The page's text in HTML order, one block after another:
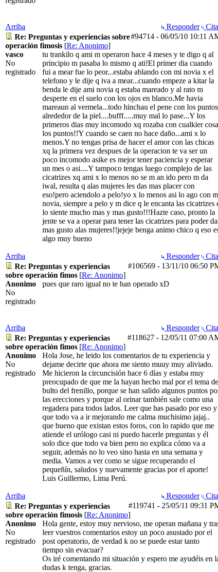
Arriba Responder
#94714 - 06/05/10 10:11
Re: Preguntas y experiencias sobre
operación fimosis [Re: Anonimo]
vasco
No
registrado
tu trankilo q ami m operaron hace 4 meses y te digo q al
principio m pasaba lo mismo q ati!El primer dia cuando
fui a mear fue lo peor...estaba ablando con mi novia x el
telefono y le dije q iva a mear...cuando empeze a kitar la
benda le dije ami novia q estaba mareado y al rato m
desperte en el suelo con los ojos en blanco.Me havia
mareaun al vermela...todo hinchau el pene con los puntos
alrededor de la piel....bufff.....muy mal lo pase...Y los
primeros dias muy incomodo xq rozaba con cualkier cosa
los puntos!!Y cuando se caen no hace daño...ami x lo
menos.Y no tengas prisa de hacer el amor con las chicas
xq la primera vez despues de la operacion te va ser un
poco incomodo asike es mejor tener paciencia y esperar
un mes o asi....Y tampoco tengas luego complejo de las
cicatrizes xq ami x lo menos no se m an ido pero m da
iwal, resulta q alas mujeres les das mas placer con
eso!pero aciendolo a pelo!yo x lo menos asi lo ago con
novia, siempre a pelo y m dice q le encanta las cicatrizes
lo siente mucho mas y mas gusto!!!Hazte caso, pronto la
jente se va a operar para tener las cicatrizes para poder
mas gusto alas mujeres!!jejeje benga animo chico q eso
algo muy bueno
Arriba Responder
#106569 - 13/11/10 06:50
Re: Preguntas y experiencias
sobre operación fimos [Re: Anonimo]
Anonimo
No
registrado
pues que raro igual no te han operado xD
Arriba Responder
#118627 - 12/05/11 07:00
Re: Preguntas y experiencias
sobre operación fimos [Re: Anonimo]
Anonimo
No
registrado
Hola Jose, he leido los comentarios de tu experiencia y
dejame decirte que ahora me siento muuy muy aliviado.
Me hicieron la circuncisión hace 6 días y estaba muy
preocupado de que me la hayan hecho mal por el tema
bulto del frenillo, porque se han salido algunos puntos
las erecciones y porque al orinar también sale como una
regadera para todos lados. Leer que has pasado por eso y
que todo va a ir mejorando me calma muchisimo jajaj..
que bueno que existan estos foros, con lo rapido que me
atiende el urólogo casi ni puedo hacerle preguntas y él
solo dice que todo va bien pero no explica cómo va a
seguir, además no lo veo sino hasta en una semana y
media. Vamos a ver como se sigue recuperando el
pequeñín, saludos y nuevamente gracias por el aporte!
Luis Guillermo, Lima Perú.
Arriba Responder
#119741 - 25/05/11 09:31
Re: Preguntas y experiencias
sobre operación fimosis [Re: Anonimo]
Anonimo
No
registrado
Hola gente, estoy muy nervioso, me operan mañana y
leer vuestros comentarios estoy un poco asustado por el
post operatorio, de verdad k no se puede estar tanto
tiempo sin evacuar?
Os iré comentando mi situación y espero me ayudéis en
dudas k tenga, gracias.